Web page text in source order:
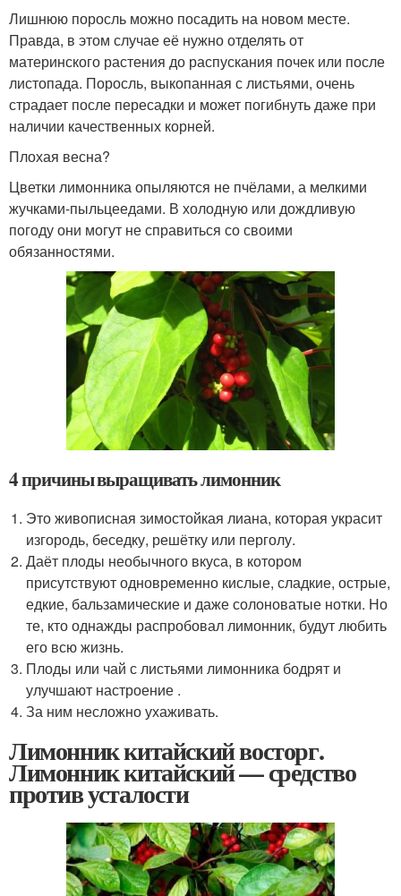
Лишнюю поросль можно посадить на новом месте.
Правда, в этом случае её нужно отделять от
материнского растения до распускания почек или после
листопада. Поросль, выкопанная с листьями, очень
страдает после пересадки и может погибнуть даже при
наличии качественных корней.
Плохая весна?
Цветки лимонника опыляются не пчёлами, а мелкими
жучками-пыльцеедами. В холодную или дождливую
погоду они могут не справиться со своими
обязанностями.
4 причины выращивать лимонник
Это живописная зимостойкая лиана, которая украсит
изгородь, беседку, решётку или перголу.
Даёт плоды необычного вкуса, в котором
присутствуют одновременно кислые, сладкие, острые,
едкие, бальзамические и даже солоноватые нотки. Но
те, кто однажды распробовал лимонник, будут любить
его всю жизнь.
Плоды или чай с листьями лимонника бодрят и
улучшают настроение .
За ним несложно ухаживать.
Лимонник китайский восторг.
Лимонник китайский — средство
против усталости